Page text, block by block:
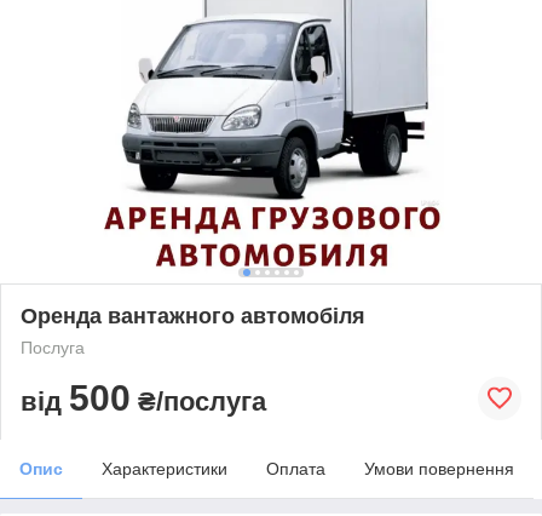
Оренда вантажного автомобіля
Послуга
від 500 ₴/послуга
Опис Характеристики Оплата Умови повернення